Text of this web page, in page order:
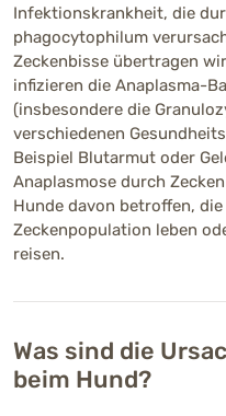
Infektionskrankheit, die
phagocytophilum
Zeckenbisse übertragen
infizieren die Anaplasma-
(insbesondere die
verschiedenen
Beispiel Blutarmut oder
Anaplasmose durch
Hunde davon betroffen,
Zeckenpopulation leben
reisen.
Was sind die
beim Hund?